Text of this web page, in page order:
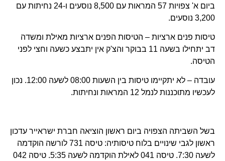
ביום א' צפויות 57 המראות עם 8,500 נוסעים ו-24 נחיתות עם
3,200 נוסעים.
טיסות פנים ארציות – הטיסות הפנים ארציות מאילת ומשדה
דב יתחילו בשעה 11 בבוקר והצ'ק אין יתבצע כשעה וחצי לפני
הטיסה.
עובדה – לא יתקיימו טיסות בין השעות 08:00 לשעה 12:00. נכון
לעכשיו מתוכננות לנמל 12 המראות ונחיתות.
בשל השביתה הצפויה ביום ראשון הוציאה חברת ישראייר עדכון
ראשון לגבי שינויים בלוח טיסותיה: טיסה 731 לורשה הוקדמה
לשעה 7:30. טיסה 041 לאילת הוקדמה לשעה 5:35. טיסה 042